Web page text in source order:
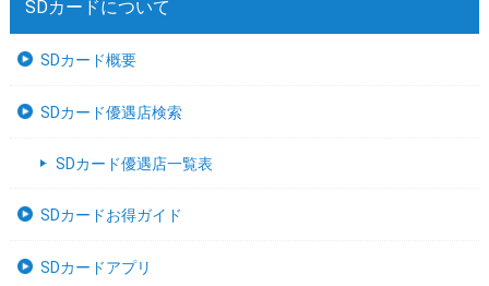
SDカードについて
SDカード概要
SDカード優遇店検索
SDカード優遇店一覧表
SDカードお得ガイド
SDカードアプリ